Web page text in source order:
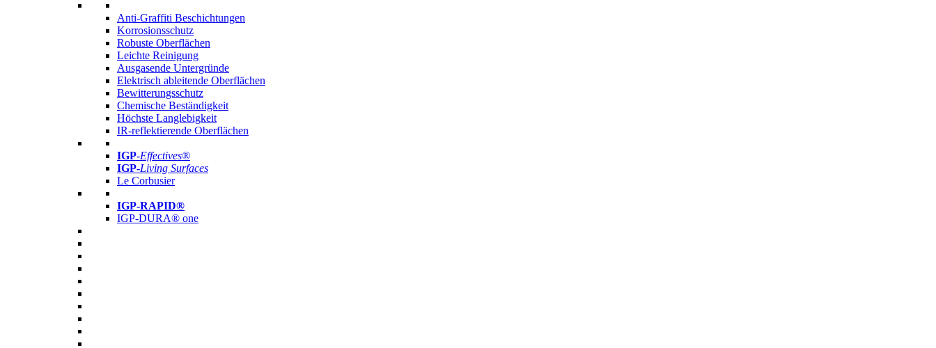
Anti-Graffiti Beschichtungen
Korrosionsschutz
Robuste Oberflächen
Leichte Reinigung
Ausgasende Untergründe
Elektrisch ableitende Oberflächen
Bewitterungsschutz
Chemische Beständigkeit
Höchste Langlebigkeit
IR-reflektierende Oberflächen
IGP-Effectives®
IGP-Living Surfaces
Le Corbusier
IGP-RAPID®
IGP-DURA® one